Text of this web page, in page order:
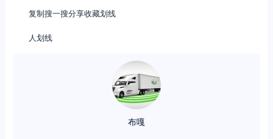
复制搜一搜分享收藏划线
人划线
布嘎